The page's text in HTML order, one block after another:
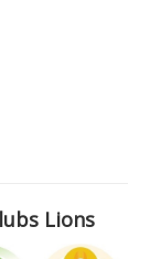
Lions